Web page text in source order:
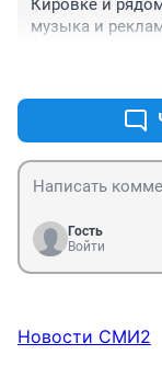
Кировке и
музыка и
не видеть
едете?
отдохнуть!
Гость
Войти
Новости СМИ2